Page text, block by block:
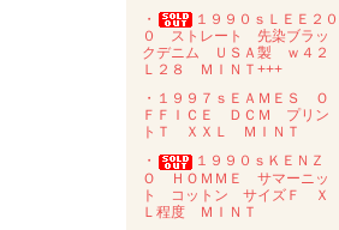
・
１９９０ｓＬＥＥ２０
０ ストレート 先染ブラッ
クデニム ＵＳＡ製 ｗ４２
Ｌ２８ ＭＩＮＴ+++
・１９９７ｓＥＡＭＥＳ Ｏ
ＦＦＩＣＥ ＤＣＭ プリン
トＴ ＸＸＬ ＭＩＮＴ
・
１９９０ｓＫＥＮＺ
Ｏ ＨＯＭＭＥ サマーニッ
ト コットン サイズＦ Ｘ
Ｌ程度 ＭＩＮＴ